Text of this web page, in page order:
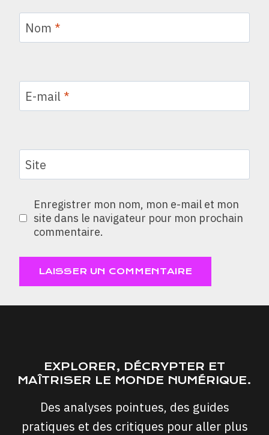
Nom *
E-mail *
Site
Enregistrer mon nom, mon e-mail et mon
site dans le navigateur pour mon prochain
commentaire.
EXPLORER, DÉCRYPTER ET
MAÎTRISER LE MONDE NUMÉRIQUE.
Des analyses pointues, des guides
pratiques et des critiques pour aller plus